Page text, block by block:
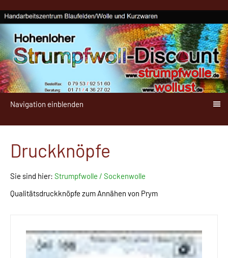
Navigation einblenden
Druckknöpfe
Sie sind hier: Strumpfwolle / Sockenwolle
Qualitätsdruckknöpfe zum Annähen von Prym